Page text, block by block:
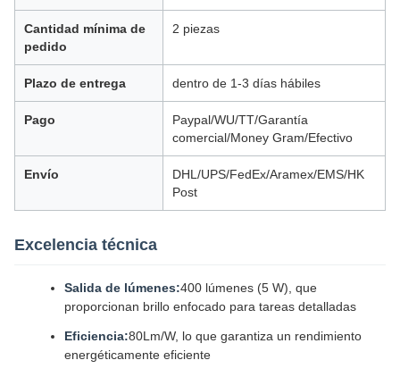
Cantidad mínima de
pedido
2 piezas
Plazo de entrega dentro de 1-3 días hábiles
Pago
Paypal/WU/TT/Garantía
comercial/Money Gram/Efectivo
Envío
DHL/UPS/FedEx/Aramex/EMS/HK
Post
Excelencia técnica
Salida de lúmenes:400 lúmenes (5 W), que
proporcionan brillo enfocado para tareas detalladas
Eficiencia:80Lm/W, lo que garantiza un rendimiento
energéticamente eficiente